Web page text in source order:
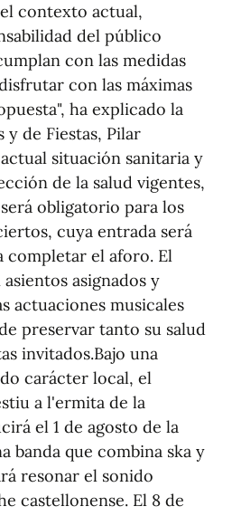
contexto actual,
del público
con las medidas
con las máximas
ha explicado la
y de Fiestas, Pilar
situación sanitaria y
de la salud vigentes,
obligatorio para los
cuya entrada será
completar el aforo. El
asignados y
actuaciones musicales
preservar tanto su salud
invitados.Bajo una
carácter local, el
a l'ermita de la
el 1 de agosto de la
banda que combina ska y
resonar el sonido
castellonense. El 8 de